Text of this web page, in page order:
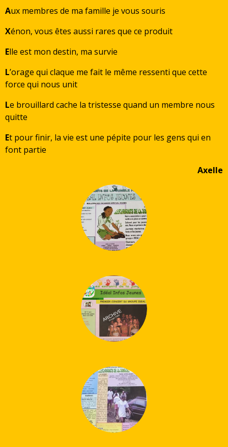
Aux membres de ma famille je vous souris
Xénon, vous êtes aussi rares que ce produit
Elle est mon destin, ma survie
L’orage qui claque me fait le même ressenti que cette
force qui nous unit
Le brouillard cache la tristesse quand un membre nous
quitte
Et pour finir, la vie est une pépite pour les gens qui en
font partie
Axelle